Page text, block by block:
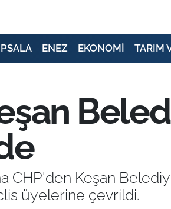
ENEZ EKONOMİ TARIM
Keşan
üyelerine çevrildi.